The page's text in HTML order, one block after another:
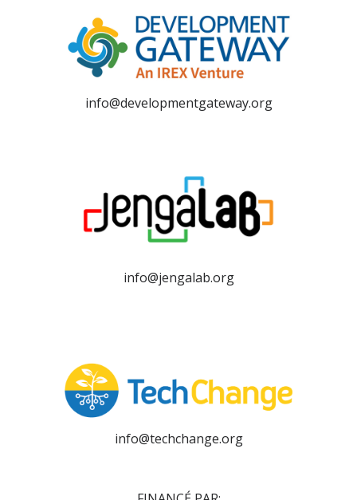
info@developmentgateway.org
info@jengalab.org
info@techchange.org